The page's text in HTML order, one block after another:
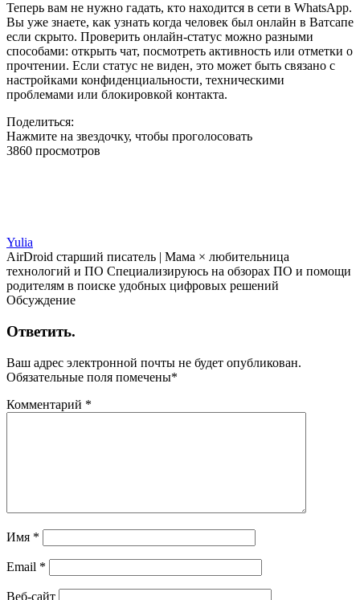
Теперь вам не нужно гадать, кто находится в сети в WhatsApp.
Вы уже знаете, как узнать когда человек был онлайн в Ватсапе
если скрыто. Проверить онлайн-статус можно разными
способами: открыть чат, посмотреть активность или отметки о
прочтении. Если статус не виден, это может быть связано с
настройками конфиденциальности, техническими
проблемами или блокировкой контакта.
Поделиться:
Нажмите на звездочку, чтобы проголосовать
3860 просмотров
Yulia
AirDroid старший писатель | Мама × любительница
технологий и ПО Специализируюсь на обзорах ПО и помощи
родителям в поиске удобных цифровых решений
Обсуждение
Ответить.
Ваш адрес электронной почты не будет опубликован.
Обязательные поля помечены*
Комментарий *
Имя *
Email *
Веб-сайт